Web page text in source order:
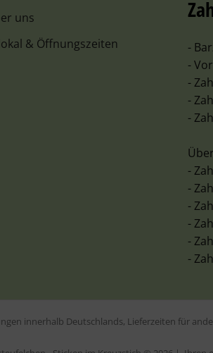
uns
& Öffnungszeiten
-
-
-
-
-
-
-
-
-
-
-
innerhalb Deutschlands, Lieferzeiten für